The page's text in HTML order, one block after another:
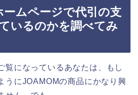
ムページで代引の支
いるのかを調べてみ
覧になっているあなたは、もし
うにJOAMOMの商品にかなり興